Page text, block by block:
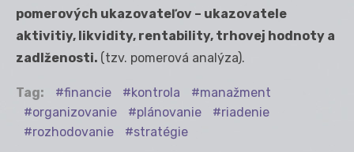
pomerových ukazovateľov – ukazovatele
aktivitiy, likvidity, rentability, trhovej hodnoty a
zadlženosti. (tzv. pomerová analýza).
Tag: financie kontrola
manažment
organizovanie
plánovanie
riadenie
rozhodovanie
stratégie